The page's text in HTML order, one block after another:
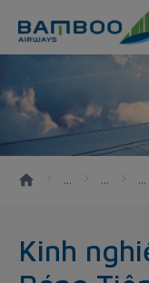
Kinh
Kinh